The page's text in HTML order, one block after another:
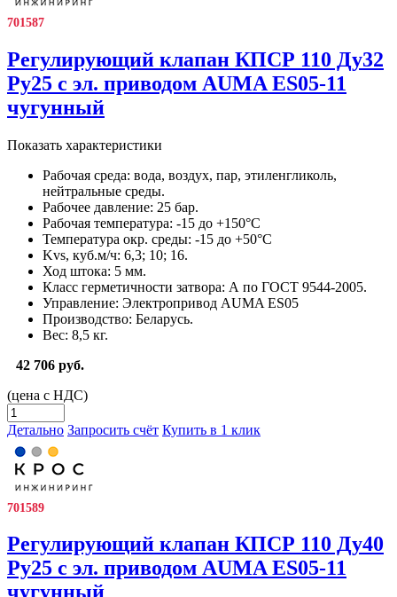
701587
Регулирующий клапан КПСР 110 Ду32
Ру25 с эл. приводом AUMA ES05-11
чугунный
Показать характеристики
Рабочая среда: вода, воздух, пар, этиленгликоль,
нейтральные среды.
Рабочее давление: 25 бар.
Рабочая температура: -15 до +150°С
Температура окр. среды: -15 до +50°С
Kvs, куб.м/ч: 6,3; 10; 16.
Ход штока: 5 мм.
Класс герметичности затвора: А по ГОСТ 9544-2005.
Управление: Электропривод AUMA ES05
Производство: Беларусь.
Вес: 8,5 кг.
42 706 руб.
(цена с НДС)
Детально Запросить счёт Купить в 1 клик
701589
Регулирующий клапан КПСР 110 Ду40
Ру25 с эл. приводом AUMA ES05-11
чугунный